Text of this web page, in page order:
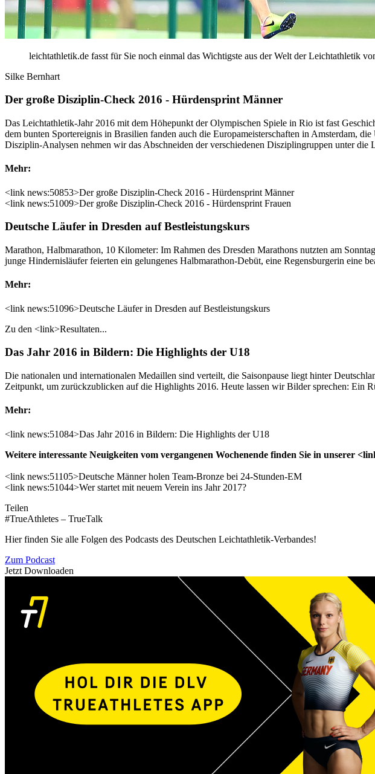
leichtathletik.de fasst für Sie noch einmal das Wichtigste aus der Welt der Leichtathletik
Silke Bernhart
Der große Disziplin-Check 2016 - Hürdensprint Männer
Das Leichtathletik-Jahr 2016 mit dem Höhepunkt der Olympischen Spiele in Rio ist fast
dem bunten Sportereignis in Brasilien fanden auch die Europameisterschaften in
Disziplin-Analysen nehmen wir das Abschneiden der verschiedenen Disziplingruppen unter die
Mehr:
<link news:50853>Der große Disziplin-Check 2016 - Hürdensprint Männer
<link news:51009>Der große Disziplin-Check 2016 - Hürdensprint Frauen
Deutsche Läufer in Dresden auf Bestleistungskurs
Marathon, Halbmarathon, 10 Kilometer: Im Rahmen des Dresden Marathons nutzten am
junge Hindernisläufer feierten ein gelungenes Halbmarathon-Debüt, eine Regensburgerin eine
Mehr:
<link news:51096>Deutsche Läufer in Dresden auf Bestleistungskurs
Zu den <link>Resultaten...
Das Jahr 2016 in Bildern: Die Highlights der U18
Die nationalen und internationalen Medaillen sind verteilt, die Saisonpause liegt hinter
Zeitpunkt, um zurückzublicken auf die Highlights 2016. Heute lassen wir Bilder sprechen: Ein
Mehr:
<link news:51084>Das Jahr 2016 in Bildern: Die Highlights der U18
Weitere interessante Neuigkeiten vom vergangenen Wochenende finden Sie in unserer
<link news:51105>Deutsche Männer holen Team-Bronze bei 24-Stunden-EM
<link news:51044>Wer startet mit neuem Verein ins Jahr 2017?
Teilen
#TrueAthletes – TrueTalk
Hier finden Sie alle Folgen des Podcasts des Deutschen Leichtathletik-Verbandes!
Zum Podcast
Jetzt Downloaden